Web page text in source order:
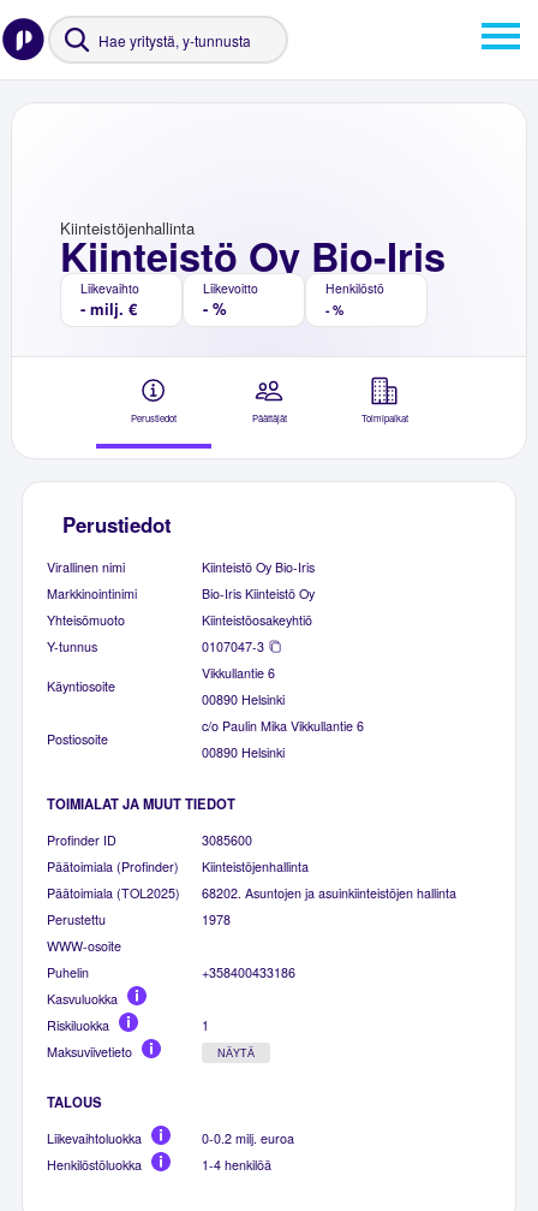
Kiinteistö Oy Bio-Iris
Kiinteistöjenhallinta
Liikevaihto
- milj. €
Liikevoitto
- %
Henkilöstö
- %
Perustiedot Päättäjät Toimipaikat
Perustiedot
Virallinen nimi
Kiinteistö Oy Bio-Iris
Markkinointinimi
Bio-Iris Kiinteistö Oy
Yhteisömuoto
Kiinteistöosakeyhtiö
Y-tunnus
0107047-3
Käyntiosoite
Vikkullantie 6
00890 Helsinki
Postiosoite
c/o Paulin Mika Vikkullantie 6
00890 Helsinki
TOIMIALAT JA MUUT TIEDOT
Profinder ID
3085600
Päätoimiala (Profinder)
Kiinteistöjenhallinta
Päätoimiala (TOL2025)
68202. Asuntojen ja asuinkiinteistöjen hallinta
Perustettu
1978
WWW-osoite
Puhelin
+358400433186
Kasvuluokka
Riskiluokka
1
Maksuviivetieto
NÄYTÄ
TALOUS
Liikevaihtoluokka
0-0.2 milj. euroa
Henkilöstöluokka
1-4 henkilöä